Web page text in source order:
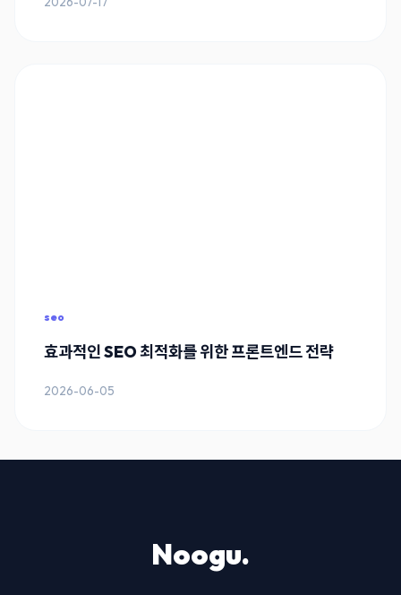
seo
효과적인 SEO 최적화를 위한 프론트엔드 전략
2026-06-05
Noogu.